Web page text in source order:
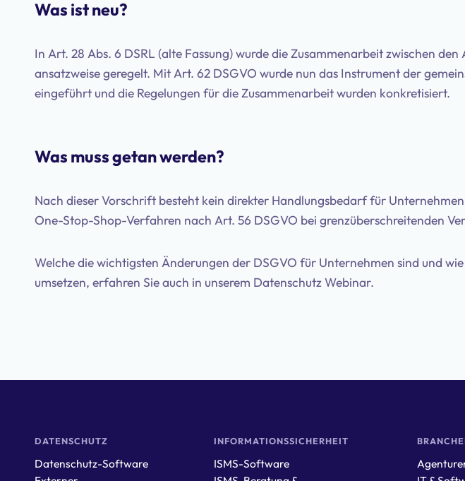
Was ist neu?
In Art. 28 Abs. 6 DSRL (alte Fassung) wurde die Zusammenarbeit zwischen
ansatzweise geregelt. Mit Art. 62 DSGVO wurde nun das Instrument der
eingeführt und die Regelungen für die Zusammenarbeit wurden konkretisiert.
Was muss getan werden?
Nach dieser Vorschrift besteht kein direkter Handlungsbedarf für
One-Stop-Shop-Verfahren nach Art. 56 DSGVO bei grenzüberschreitenden
Welche die wichtigsten Änderungen der DSGVO für Unternehmen sind und
umsetzen, erfahren Sie auch in unserem Datenschutz Webinar.
DATENSCHUTZ
Datenschutz-Software
INFORMATIONSSICHERHEIT
ISMS-Software